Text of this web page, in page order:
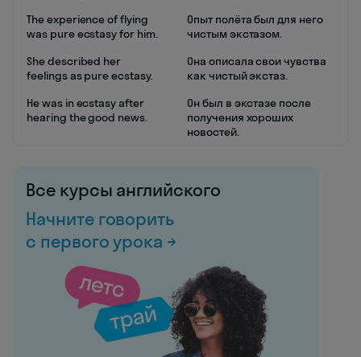
The experience of flying
was pure ecstasy for him.
Опыт полёта был для него
чистым экстазом.
She described her
feelings as pure ecstasy.
Она описала свои чувства
как чистый экстаз.
He was in ecstasy after
hearing the good news.
Он был в экстазе после
получения хороших
новостей.
Все курсы английского
Начните говорить
с первого урока →